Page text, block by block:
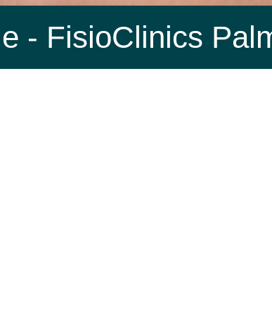
- FisioClinics